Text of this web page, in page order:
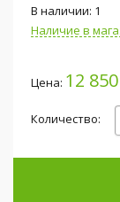
В наличии: 1
Наличие в
Цена: 12
Количество: